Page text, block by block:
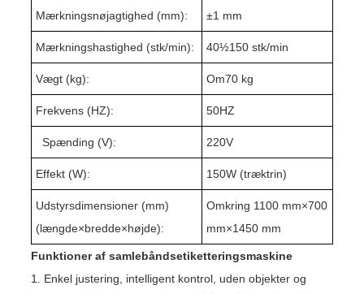
Mærkningsnøjagtighed (mm): ±1 mm
Mærkningshastighed (stk/min): 40½150 stk/min
Vægt (kg): Om70 kg
Frekvens (HZ): 50HZ
Spænding (V): 220V
Effekt (W): 150W (træktrin)
Udstyrsdimensioner (mm)
(længde×bredde×højde):
Omkring 1100 mm×700
mm×1450 mm
Funktioner af samlebåndsetiketteringsmaskine
1. Enkel justering, intelligent kontrol, uden objekter og